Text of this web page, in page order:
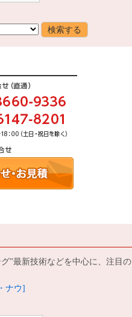
”最新技術などを中心に、注目
ナウ]